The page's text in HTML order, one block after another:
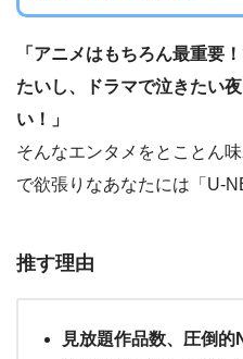
「アニメはもちろん最重要
たいし、ドラマで泣きたい
い！」
そんなエンタメをとことん
で欲張りなあなたには「U-
推す理由
見放題作品数、圧倒的